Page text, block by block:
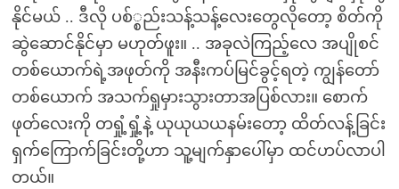
နိုင်မယ် .. ဒီလို ပစ်္စည်းသန့်သန့်လေးတွေလိုတော့ စိတ်ကို
ဆွဲဆောင်နိုင်မှာ မဟုတ်ဖူး။ .. အခုလဲကြည့်လေ အပျိုစင်
တစ်ယောက်ရဲ့အဖုတ်ကို အနီးကပ်မြင်ခွင့်ရတဲ့ ကျွန်တော်
တစ်ယောက် အသက်ရှုမှားသွားတာအပြစ်လား။ စောက်
ဖုတ်လေးကို တရှုံ့ရှုံ့နဲ့ ယုယုယယနမ်းတော့ ထိတ်လန့်ခြင်း
ရှက်ကြောက်ခြင်းတို့ဟာ သူ့မျက်နှာပေါ်မှာ ထင်ဟပ်လာပါ
တယ်။